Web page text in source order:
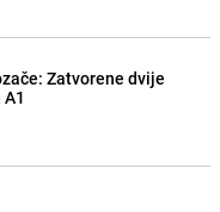
Zatvorene dvije